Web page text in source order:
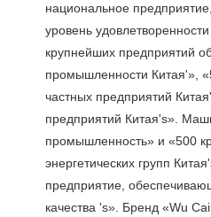
национальное
уровень
крупнейших предприятий
промышленности Китая'»,
частных предприятий
предприятий Китая's».
промышленность» и «500
энергетических групп
предприятие,
качества 's». Бренд «Wu